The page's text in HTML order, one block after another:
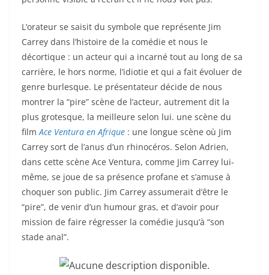
L’orateur se saisit du symbole que représente Jim
Carrey dans l’histoire de la comédie et nous le
décortique : un acteur qui a incarné tout au long de sa
carrière, le hors norme, l’idiotie et qui a fait évoluer de
genre burlesque. Le présentateur décide de nous
montrer la “pire” scène de l’acteur, autrement dit la
plus grotesque, la meilleure selon lui. une scène du
filmAce Ventura en Afrique : une longue scène où Jim
Carrey sort de l’anus d’un rhinocéros. Selon Adrien,
dans cette scène Ace Ventura, comme Jim Carrey lui-
même, se joue de sa présence profane et s’amuse à
choquer son public. Jim Carrey assumerait d’être le
“pire”, de venir d’un humour gras, et d’avoir pour
mission de faire régresser la comédie jusqu’à “son
stade anal”.